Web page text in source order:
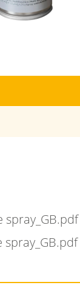
spray_GB.pdf
spray_GB.pdf